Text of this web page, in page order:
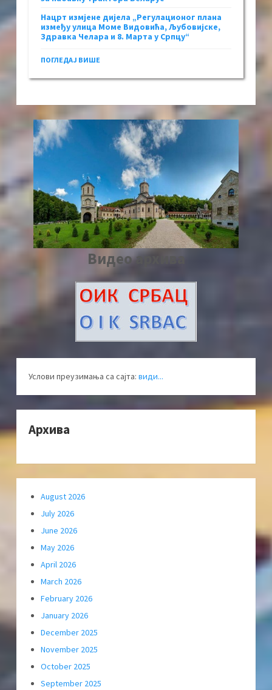
Нацрт измјене дијела „Регулационог плана
између улица Моме Видовића, Љубовијске,
Здравка Челара и 8. Марта у Српцу“
ПОГЛЕДАЈ ВИШЕ
Видео архива
Услови преузимања са сајта: види...
Архива
August 2026
July 2026
June 2026
May 2026
April 2026
March 2026
February 2026
January 2026
December 2025
November 2025
October 2025
September 2025